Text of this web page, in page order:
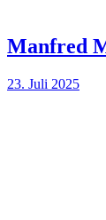
Manfred
23. Juli 2025